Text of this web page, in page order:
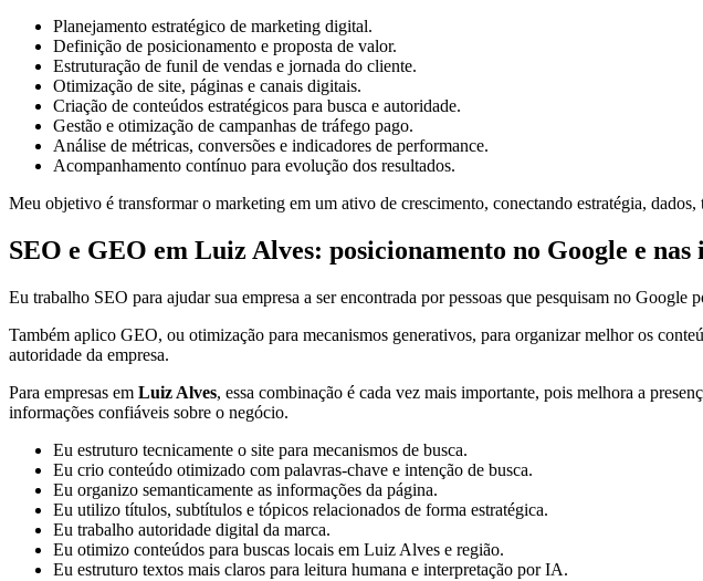
Planejamento estratégico de marketing digital.
Definição de posicionamento e proposta de valor.
Estruturação de funil de vendas e jornada do cliente.
Otimização de site, páginas e canais digitais.
Criação de conteúdos estratégicos para busca e autoridade.
Gestão e otimização de campanhas de tráfego pago.
Análise de métricas, conversões e indicadores de performance.
Acompanhamento contínuo para evolução dos resultados.
Meu objetivo é transformar o marketing em um ativo de crescimento, conectando estratégia,
SEO e GEO em Luiz Alves: posicionamento no Google e
Eu trabalho SEO para ajudar sua empresa a ser encontrada por pessoas que pesquisam no
Também aplico GEO, ou otimização para mecanismos generativos, para organizar melhor os
autoridade da empresa.
Para empresas em Luiz Alves, essa combinação é cada vez mais importante, pois melhora a
informações confiáveis sobre o negócio.
Eu estruturo tecnicamente o site para mecanismos de busca.
Eu crio conteúdo otimizado com palavras-chave e intenção de busca.
Eu organizo semanticamente as informações da página.
Eu utilizo títulos, subtítulos e tópicos relacionados de forma estratégica.
Eu trabalho autoridade digital da marca.
Eu otimizo conteúdos para buscas locais em Luiz Alves e região.
Eu estruturo textos mais claros para leitura humana e interpretação por IA.